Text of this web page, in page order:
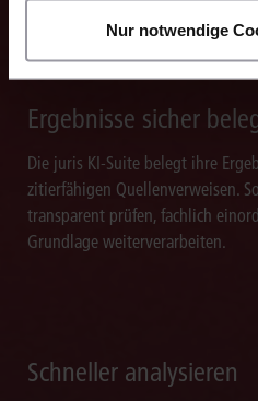
Nur notwendige
Ergebnisse sicher
Die juris KI-Suite belegt ihre
zitierfähigen Quellenverweisen.
transparent prüfen, fachlich
Grundlage weiterverarbeiten.
Schneller analysieren